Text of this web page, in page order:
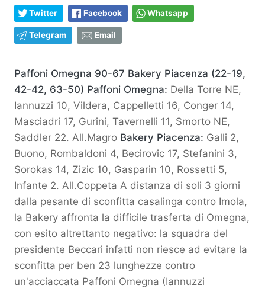
Twitter Facebook Whatsapp
Telegram Email
Paffoni Omegna 90-67 Bakery Piacenza (22-19,
42-42, 63-50) Paffoni Omegna: Della Torre NE,
Iannuzzi 10, Vildera, Cappelletti 16, Conger 14,
Masciadri 17, Gurini, Tavernelli 11, Smorto NE,
Saddler 22. All.Magro Bakery Piacenza: Galli 2,
Buono, Rombaldoni 4, Becirovic 17, Stefanini 3,
Sorokas 14, Zizic 10, Gasparin 10, Rossetti 5,
Infante 2. All.Coppeta A distanza di soli 3 giorni
dalla pesante di sconfitta casalinga contro Imola,
la Bakery affronta la difficile trasferta di Omegna,
con esito altrettanto negativo: la squadra del
presidente Beccari infatti non riesce ad evitare la
sconfitta per ben 23 lunghezze contro
un'acciaccata Paffoni Omegna (Iannuzzi